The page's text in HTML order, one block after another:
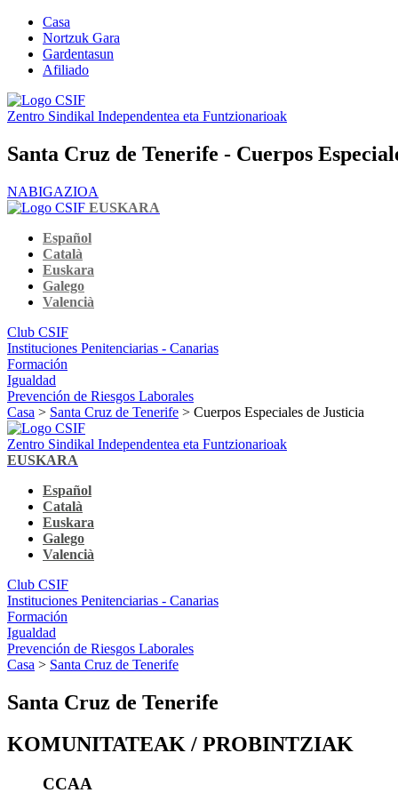
Casa
Nortzuk Gara
Gardentasun
Afiliado
Zentro Sindikal Independentea eta Funtzionarioak
Santa Cruz de Tenerife - Cuerpos
NABIGAZIOA
EUSKARA
Español
Català
Euskara
Galego
Valencià
Club CSIF
Instituciones Penitenciarias - Canarias
Formación
Igualdad
Prevención de Riesgos Laborales
Casa > Santa Cruz de Tenerife > Cuerpos Especiales de Justicia
Zentro Sindikal Independentea eta Funtzionarioak
EUSKARA
Español
Català
Euskara
Galego
Valencià
Club CSIF
Instituciones Penitenciarias - Canarias
Formación
Igualdad
Prevención de Riesgos Laborales
Casa > Santa Cruz de Tenerife
Santa Cruz de Tenerife
KOMUNITATEAK / PROBINTZIAK
CCAA